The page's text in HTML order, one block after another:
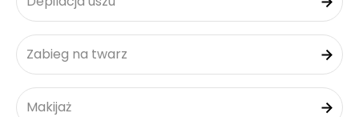
Zabieg na twarz
Makijaż